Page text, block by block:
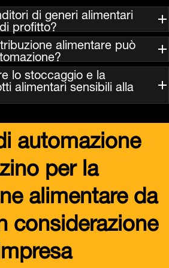
di generi alimentari
profitto?
alimentare può
lo stoccaggio e la
alimentari sensibili alla
automazione
per la
alimentare da
considerazione